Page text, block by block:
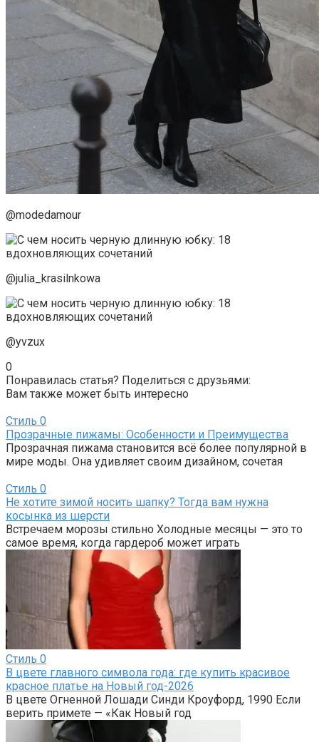
@modedamour
@julia_krasilnkowa
@yvzux
0
Понравилась статья? Поделиться с друзьями:
Вам также может быть интересно
Стиль 0
Прозрачные пижамы: Особенности и Преимущества
Прозрачная пижама становится всё более популярной в
мире моды. Она удивляет своим дизайном, сочетая
Стиль 0
Не хотите зимой носить шапку? Тогда вам нужна
косынка из шерсти
Встречаем морозы стильно Холодные месяцы — это то
самое время, когда гардероб может играть
Стиль 0
В цвете главного символа года: где купить красивое
красное платье на Новый год-2026
В цвете Огненной Лошади Синди Кроуфорд, 1990 Если
верить примете — «Как Новый год